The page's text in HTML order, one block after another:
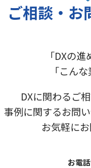
ご相談・お
「DXの
「こん
DXに関わるご
事例に関するお問
お気軽に
お電